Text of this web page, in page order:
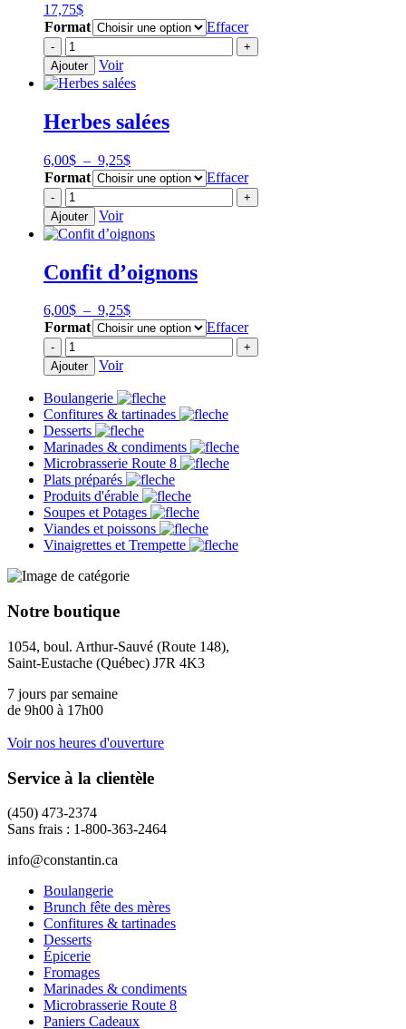
17,75$
Format
Effacer
-
quantité
de
Cuisses
de
confites
+
Ajouter
Voir
Herbes salées
6,00$ – 9,25$Plage
de
prix :
6,00$
9,25$
Format Effacer
-
quantité
de
Herbes
salées
+
Ajouter
Voir
Confit d’oignons
6,00$ – 9,25$Plage
de
prix :
6,00$
9,25$
Format Effacer
-
quantité
de
Confit
d'oignons
+
Ajouter
Voir
Boulangerie
Confitures & tartinades
Desserts
Marinades & condiments
Microbrasserie Route 8
Plats préparés
Produits d'érable
Soupes et Potages
Viandes et poissons
Vinaigrettes et Trempette
Notre boutique
1054, boul. Arthur-Sauvé (Route 148),
Saint-Eustache (Québec) J7R 4K3
7 jours par semaine
de 9h00 à 17h00
Voir nos heures d'ouverture
Service à la clientèle
(450) 473-2374
Sans frais : 1-800-363-2464
info@constantin.ca
Boulangerie
Brunch fête des mères
Confitures & tartinades
Desserts
Épicerie
Fromages
Marinades & condiments
Microbrasserie Route 8
Paniers Cadeaux